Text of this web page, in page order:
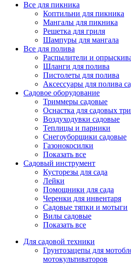
Все для пикника
Коптильни для пикника
Мангалы для пикника
Решетка для гриля
Шампуры для мангала
Все для полива
Распылители и
Шланги для полива
Пистолеты для полива
Аксессуары для полива
Садовое оборудование
Триммеры садовые
Оснастка для садовых
Воздуходувки садовые
Теплицы и парники
Снегоуборщики садовые
Газонокосилки
Показать все
Садовый инструмент
Кусторезы для сада
Лейки
Помощники для сада
Черенки для инвентаря
Садовые тяпки и мотыги
Вилы садовые
Показать все
Для садовой техники
Грунтозацепы для
мотокультиваторов